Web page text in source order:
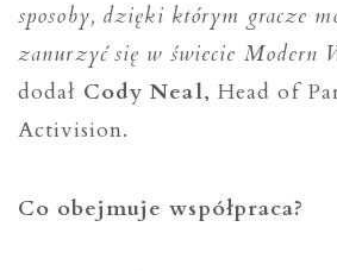
sposoby, dzięki którym gracze
zanurzyć się w świecie Modern
dodał Cody Neal, Head of
Activision.
Co obejmuje współpraca?